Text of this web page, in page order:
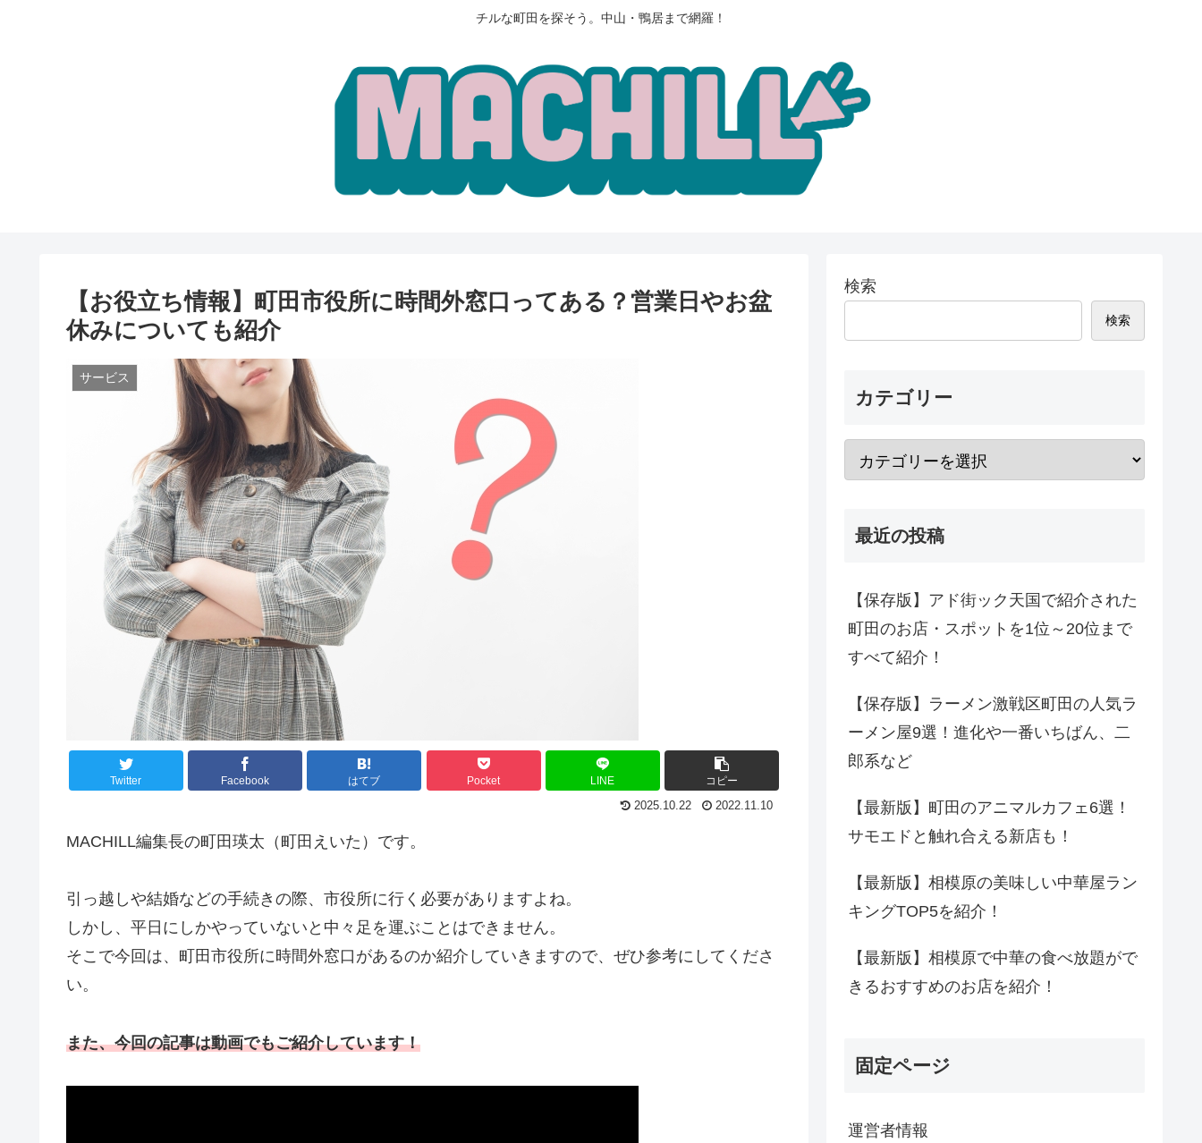
チルな町田を探そう。中山・鴨居まで網羅！
【お役立ち情報】町田市役所に時間外窓口ってある？営業日やお盆
休みについても紹介
サービス
Twitter Facebook はてブ Pocket LINE コピー
2025.10.22 2022.11.10
MACHILL編集長の町田瑛太（町田えいた）です。
引っ越しや結婚などの手続きの際、市役所に行く必要がありますよね。
しかし、平日にしかやっていないと中々足を運ぶことはできません。
そこで今回は、町田市役所に時間外窓口があるのか紹介していきますので、ぜひ参考にしてくださ
い。
また、今回の記事は動画でもご紹介しています！
検索
検索
カテゴリー
最近の投稿
【保存版】アド街ック天国で紹介された
町田のお店・スポットを1位～20位まで
すべて紹介！
【保存版】ラーメン激戦区町田の人気ラ
ーメン屋9選！進化や一番いちばん、二
郎系など
【最新版】町田のアニマルカフェ6選！
サモエドと触れ合える新店も！
【最新版】相模原の美味しい中華屋ラン
キングTOP5を紹介！
【最新版】相模原で中華の食べ放題がで
きるおすすめのお店を紹介！
固定ページ
運営者情報